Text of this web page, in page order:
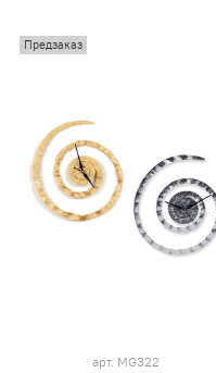
Предзаказ
арт. MG322